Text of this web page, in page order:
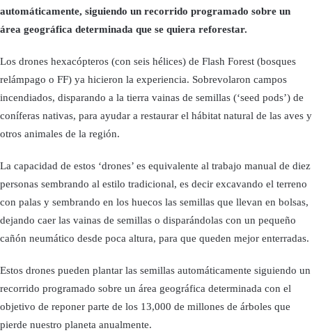
automáticamente, siguiendo un recorrido programado sobre un
área geográfica determinada que se quiera reforestar.
Los drones hexacópteros (con seis hélices) de Flash Forest (bosques
relámpago o FF) ya hicieron la experiencia. Sobrevolaron campos
incendiados, disparando a la tierra vainas de semillas (‘seed pods’) de
coníferas nativas, para ayudar a restaurar el hábitat natural de las aves y
otros animales de la región.
La capacidad de estos ‘drones’ es equivalente al trabajo manual de diez
personas sembrando al estilo tradicional, es decir excavando el terreno
con palas y sembrando en los huecos las semillas que llevan en bolsas,
dejando caer las vainas de semillas o disparándolas con un pequeño
cañón neumático desde poca altura, para que queden mejor enterradas.
Estos drones pueden plantar las semillas automáticamente siguiendo un
recorrido programado sobre un área geográfica determinada con el
objetivo de reponer parte de los 13,000 de millones de árboles que
pierde nuestro planeta anualmente.